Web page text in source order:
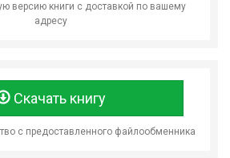
версию книги с доставкой по вашему
адресу
Скачать книгу
с предоставленного файлообменника